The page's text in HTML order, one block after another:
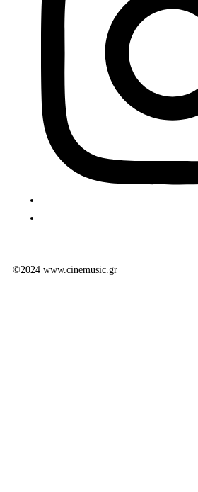
©2024 www.cinemusic.gr